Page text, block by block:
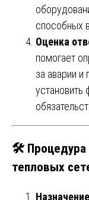
способных
Оценка
помогает
за аварии
🛠 Процедура
тепловых